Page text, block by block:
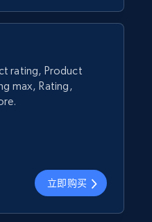
rating, Product
max, Rating,
立即购买